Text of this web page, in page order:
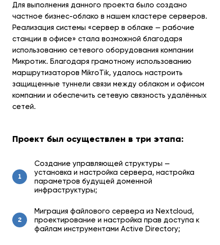
Для выполнения данного проекта было создано
частное бизнес-облако в нашем кластере серверов.
Реализация системы «сервер в облаке — рабочие
станции в офисе» стала возможной благодаря
использованию сетевого оборудования компании
Микротик. Благодаря грамотному использованию
маршрутизаторов MikroTik, удалось настроить
защищенные туннели связи между облаком и офисом
компании и обеспечить сетевую связность удалённых
сетей.
Проект был осуществлен в три этапа:
1
Создание управляющей структуры —
установка и настройка сервера, настройка
параметров будущей доменной
инфраструктуры;
2
Миграция файлового сервера из Nextcloud,
проектирование и настройка прав доступа к
файлам инструментами Active Directory;